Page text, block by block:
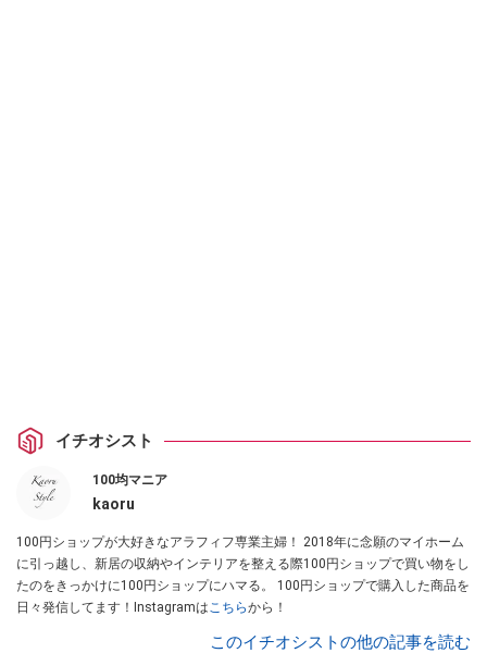
イチオシスト
100均マニア
kaoru
100円ショップが大好きなアラフィフ専業主婦！ 2018年に念願のマイホーム
に引っ越し、新居の収納やインテリアを整える際100円ショップで買い物をし
たのをきっかけに100円ショップにハマる。 100円ショップで購入した商品を
日々発信してます！Instagramはこちらから！
このイチオシストの他の記事を読む